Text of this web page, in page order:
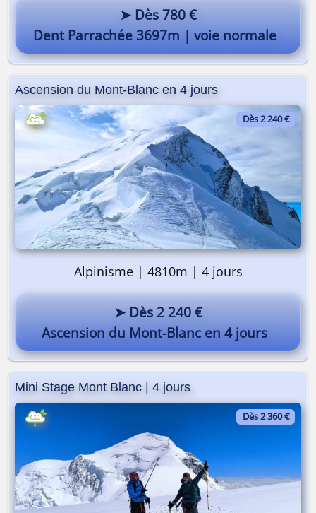
➤ Dès 780 €
Dent Parrachée 3697m | voie normale
Ascension du Mont-Blanc en 4 jours
Dès 2 240 €
Alpinisme | 4810m | 4 jours
➤ Dès 2 240 €
Ascension du Mont-Blanc en 4 jours
Mini Stage Mont Blanc | 4 jours
Dès 2 360 €